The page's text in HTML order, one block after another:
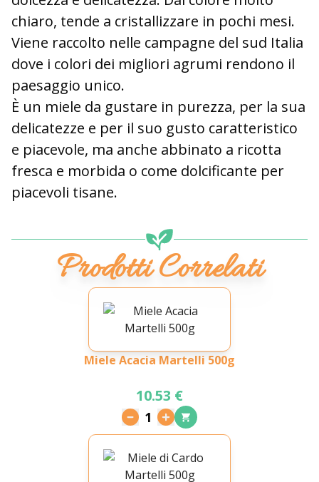
chiaro, tende a cristallizzare in pochi mesi.
Viene raccolto nelle campagne del sud Italia
dove i colori dei migliori agrumi rendono il
paesaggio unico.
È un miele da gustare in purezza, per la sua
delicatezze e per il suo gusto caratteristico
e piacevole, ma anche abbinato a ricotta
fresca e morbida o come dolcificante per
piacevoli tisane.
Prodotti Correlati
Miele Acacia Martelli 500g
10.53 €
1